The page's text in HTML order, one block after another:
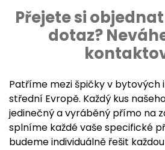
Přejete si
dotaz?
Patříme mezi špičky v bytových
střední Evropě. Každý kus
jedinečný a vyráběný přímo na
splníme každé vaše specifické
budeme individuálně řešit